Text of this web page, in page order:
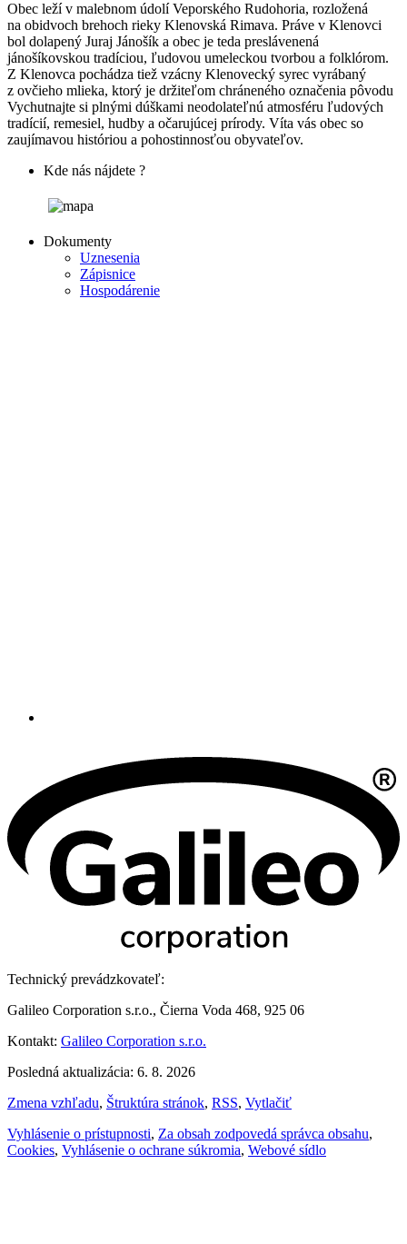
Obec leží v malebnom údolí Veporského Rudohoria, rozložená
na obidvoch brehoch rieky Klenovská Rimava. Práve v Klenovci
bol dolapený Juraj Jánošík a obec je teda preslávenená
jánošíkovskou tradíciou, ľudovou umeleckou tvorbou a folklórom.
Z Klenovca pochádza tiež vzácny Klenovecký syrec vyrábaný
z ovčieho mlieka, ktorý je držiteľom chráneného označenia pôvodu
Vychutnajte si plnými dúškami neodolateľnú atmosféru ľudových
tradícií, remesiel, hudby a očarujúcej prírody. Víta vás obec so
zaujímavou históriou a pohostinnosťou obyvateľov.
Kde nás nájdete ?
Dokumenty
Uznesenia
Zápisnice
Hospodárenie
Technický prevádzkovateľ:
Galileo Corporation s.r.o., Čierna Voda 468, 925 06
Kontakt: Galileo Corporation s.r.o.
Posledná aktualizácia: 6. 8. 2026
Zmena vzhľadu, Štruktúra stránok, RSS, Vytlačiť
Vyhlásenie o prístupnosti, Za obsah zodpovedá správca obsahu,
Cookies, Vyhlásenie o ochrane súkromia, Webové sídlo